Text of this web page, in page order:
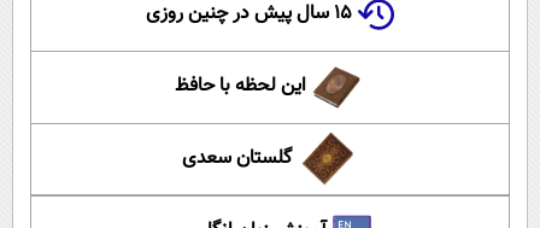
۱۵ سال پیش در چنین روزی
این لحظه با حافظ
گلستان سعدی